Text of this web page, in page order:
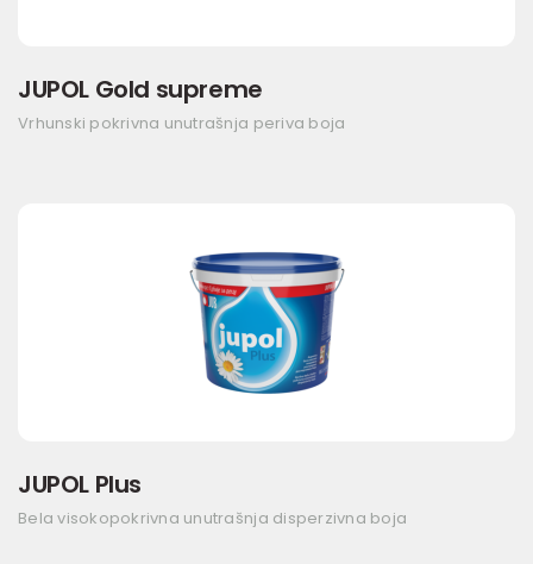
JUPOL Gold supreme
Vrhunski pokrivna unutrašnja periva boja
JUPOL Plus
Bela visokopokrivna unutrašnja disperzivna boja